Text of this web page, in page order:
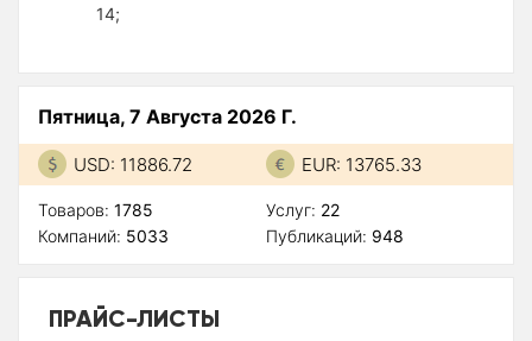
14;
Пятница, 7 Августа 2026 Г.
USD: 11886.72 EUR: 13765.33
Товаров: 1785
Компаний: 5033
Услуг: 22
Публикаций: 948
ПРАЙС-ЛИСТЫ